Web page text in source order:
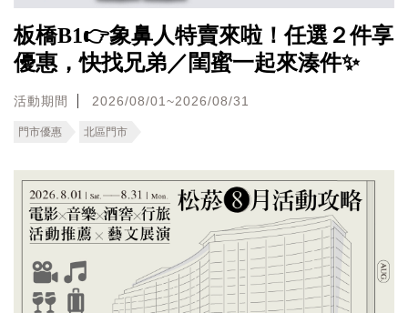
板橋B1👉象鼻人特賣來啦！任選２件享
優惠，快找兄弟／閨蜜一起來湊件✨
活動期間 2026/08/01~2026/08/31
門市優惠 北區門市